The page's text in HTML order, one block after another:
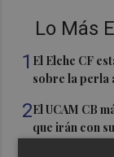
Lo Más
1 El Elche CF
sobre la perla
2El UCAM CB
que irán con